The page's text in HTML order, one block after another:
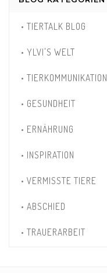
• TIERTALK BLOG
• YLVI'S WELT
• TIERKOMMUNIKATION
• GESUNDHEIT
• ERNÄHRUNG
• INSPIRATION
• VERMISSTE TIERE
• ABSCHIED
• TRAUERARBEIT